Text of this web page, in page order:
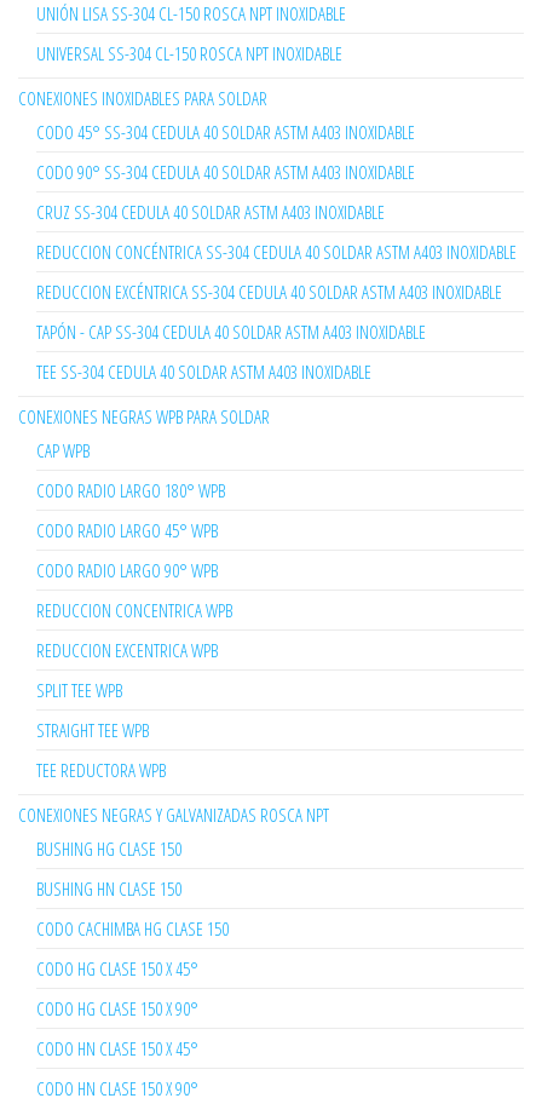
UNIÓN LISA SS-304 CL-150 ROSCA NPT INOXIDABLE
UNIVERSAL SS-304 CL-150 ROSCA NPT INOXIDABLE
CONEXIONES INOXIDABLES PARA SOLDAR
CODO 45° SS-304 CEDULA 40 SOLDAR ASTM A403 INOXIDABLE
CODO 90° SS-304 CEDULA 40 SOLDAR ASTM A403 INOXIDABLE
CRUZ SS-304 CEDULA 40 SOLDAR ASTM A403 INOXIDABLE
REDUCCION CONCÉNTRICA SS-304 CEDULA 40 SOLDAR ASTM A403 INOXIDABLE
REDUCCION EXCÉNTRICA SS-304 CEDULA 40 SOLDAR ASTM A403 INOXIDABLE
TAPÓN - CAP SS-304 CEDULA 40 SOLDAR ASTM A403 INOXIDABLE
TEE SS-304 CEDULA 40 SOLDAR ASTM A403 INOXIDABLE
CONEXIONES NEGRAS WPB PARA SOLDAR
CAP WPB
CODO RADIO LARGO 180° WPB
CODO RADIO LARGO 45° WPB
CODO RADIO LARGO 90° WPB
REDUCCION CONCENTRICA WPB
REDUCCION EXCENTRICA WPB
SPLIT TEE WPB
STRAIGHT TEE WPB
TEE REDUCTORA WPB
CONEXIONES NEGRAS Y GALVANIZADAS ROSCA NPT
BUSHING HG CLASE 150
BUSHING HN CLASE 150
CODO CACHIMBA HG CLASE 150
CODO HG CLASE 150 X 45°
CODO HG CLASE 150 X 90°
CODO HN CLASE 150 X 45°
CODO HN CLASE 150 X 90°